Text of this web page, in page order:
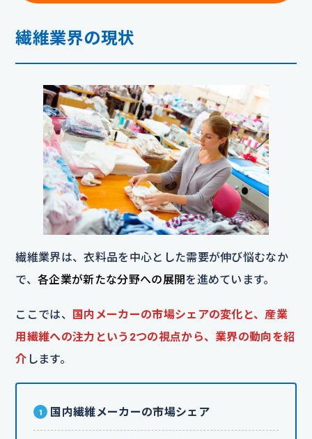
繊維業界の現状
繊維業界は、衣料品を中心とした需要が伸び悩むなか
で、各企業が新たな分野への展開を進めています。
ここでは、
国内メーカーの市場シェアの変化と、産業
用繊維への注力という2つの視点から、業界の動向を紹
介 します。
国内繊維メーカーの市場シェア